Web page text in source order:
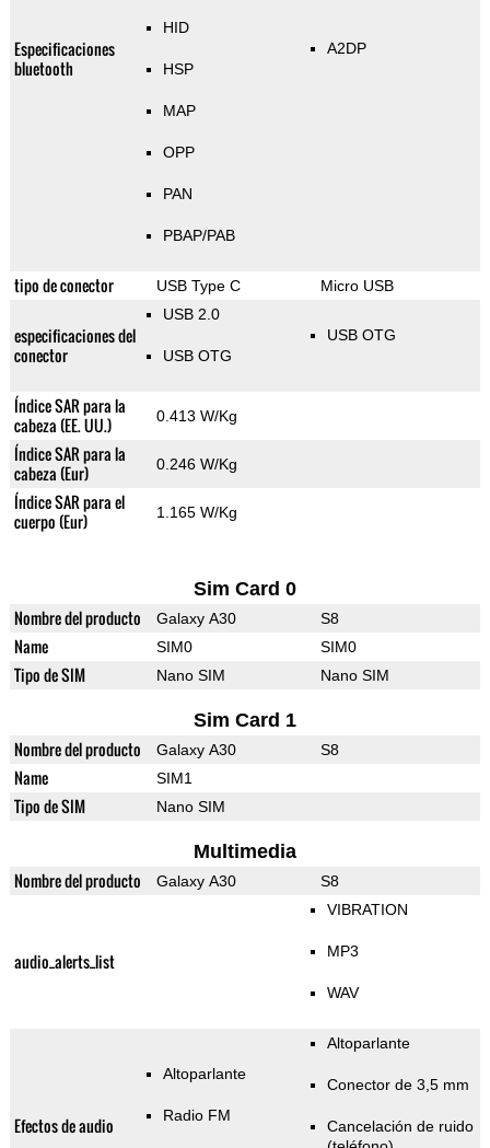
Especificaciones
bluetooth
HID
HSP
MAP
OPP
PAN
PBAP/PAB
A2DP
tipo de conector USB Type C Micro USB
especificaciones del
conector
USB 2.0
USB OTG
USB OTG
Índice SAR para la
cabeza (EE. UU.)
0.413 W/Kg
Índice SAR para la
cabeza (Eur)
0.246 W/Kg
Índice SAR para el
cuerpo (Eur)
1.165 W/Kg
Sim Card 0
Nombre del producto Galaxy A30 S8
Name SIM0 SIM0
Tipo de SIM Nano SIM Nano SIM
Sim Card 1
Nombre del producto Galaxy A30 S8
Name SIM1
Tipo de SIM Nano SIM
Multimedia
Nombre del producto Galaxy A30 S8
audio_alerts_list
VIBRATION
MP3
WAV
Efectos de audio
Altoparlante
Radio FM
Altoparlante
Conector de 3,5 mm
Cancelación de ruido